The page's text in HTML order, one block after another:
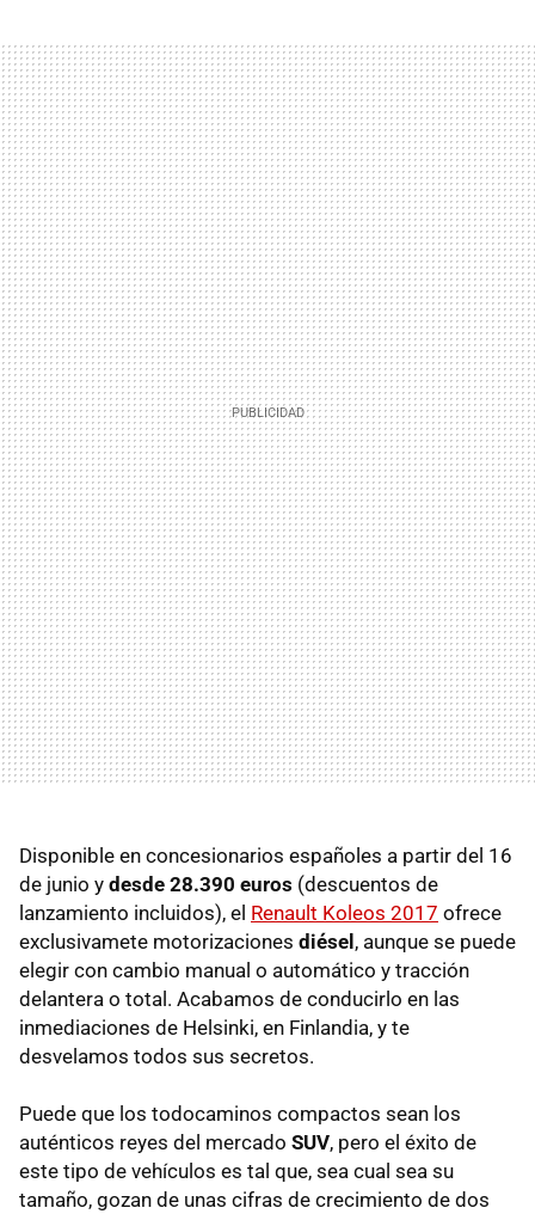
Disponible en concesionarios españoles a partir del 16
de junio y desde 28.390 euros (descuentos de
lanzamiento incluidos), el Renault Koleos 2017 ofrece
exclusivamete motorizaciones diésel, aunque se puede
elegir con cambio manual o automático y tracción
delantera o total. Acabamos de conducirlo en las
inmediaciones de Helsinki, en Finlandia, y te
desvelamos todos sus secretos.
Puede que los todocaminos compactos sean los
auténticos reyes del mercado SUV, pero el éxito de
este tipo de vehículos es tal que, sea cual sea su
tamaño, gozan de unas cifras de crecimiento de dos